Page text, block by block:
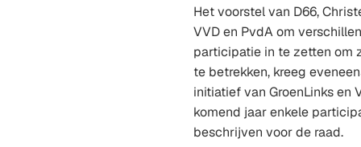
Het voorstel van D66,
VVD en PvdA om
participatie in te zetten om
te betrekken, kreeg
initiatief van GroenLinks en
komend jaar enkele
beschrijven voor de raad.